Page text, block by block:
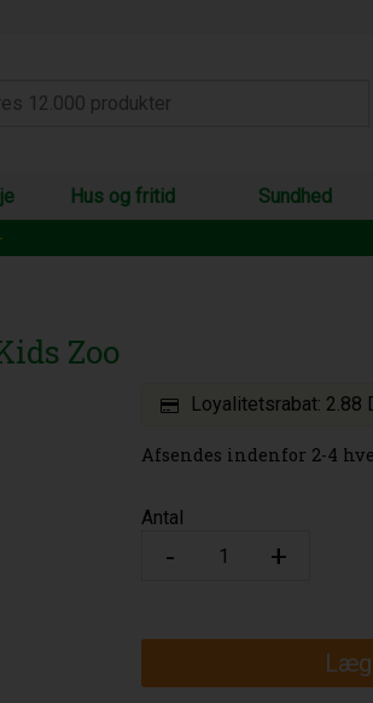
Hus og fritid Sundhed
Zoo
Loyalitetsrabat: 2.88
Afsendes indenfor 2-4
Antal